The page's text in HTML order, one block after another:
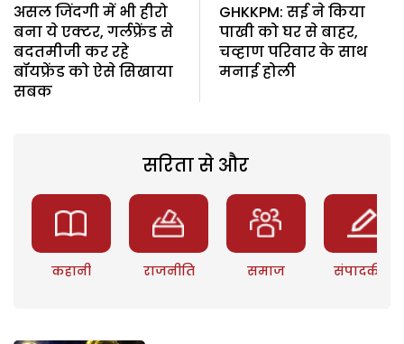
असल जिंदगी में भी हीरो
बना ये एक्टर, गर्लफ्रेंड से
बदतमीजी कर रहे
बॉयफ्रेंड को ऐसे सिखाया
सबक
GHKKPM: सई ने किया
पाखी को घर से बाहर,
चव्हाण परिवार के साथ
मनाई होली
सरिता से और
कहानी राजनीति समाज संपादकीय